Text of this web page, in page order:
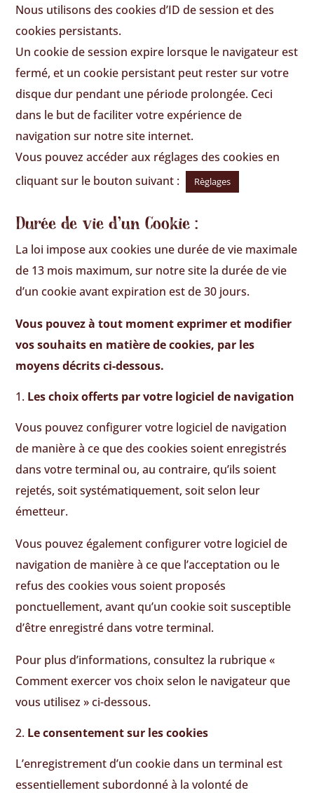
Nous utilisons des cookies d’ID de session et des
cookies persistants.
Un cookie de session expire lorsque le navigateur est
fermé, et un cookie persistant peut rester sur votre
disque dur pendant une période prolongée. Ceci
dans le but de faciliter votre expérience de
navigation sur notre site internet.
Vous pouvez accéder aux réglages des cookies en
cliquant sur le bouton suivant :
Règlages
Durée de vie d’un Cookie :
La loi impose aux cookies une durée de vie maximale
de 13 mois maximum, sur notre site la durée de vie
d’un cookie avant expiration est de 30 jours.
Vous pouvez à tout moment exprimer et modifier
vos souhaits en matière de cookies, par les
moyens décrits ci-dessous.
Les choix offerts par votre logiciel de navigation
Vous pouvez configurer votre logiciel de navigation
de manière à ce que des cookies soient enregistrés
dans votre terminal ou, au contraire, qu’ils soient
rejetés, soit systématiquement, soit selon leur
émetteur.
Vous pouvez également configurer votre logiciel de
navigation de manière à ce que l’acceptation ou le
refus des cookies vous soient proposés
ponctuellement, avant qu’un cookie soit susceptible
d’être enregistré dans votre terminal.
Pour plus d’informations, consultez la rubrique «
Comment exercer vos choix selon le navigateur que
vous utilisez » ci-dessous.
Le consentement sur les cookies
L’enregistrement d’un cookie dans un terminal est
essentiellement subordonné à la volonté de